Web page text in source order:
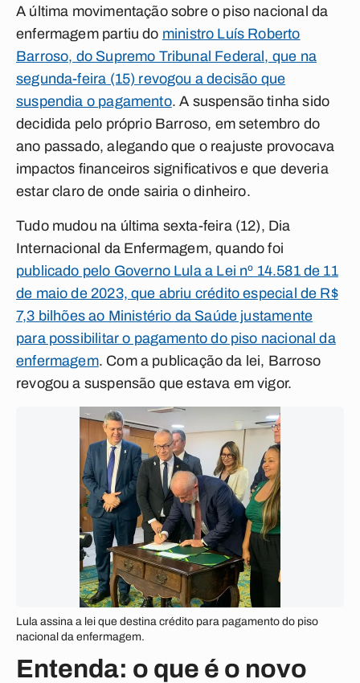
A última movimentação sobre o piso nacional da
enfermagem partiu do ministro Luís Roberto
Barroso, do Supremo Tribunal Federal, que na
segunda-feira (15) revogou a decisão que
suspendia o pagamento. A suspensão tinha sido
decidida pelo próprio Barroso, em setembro do
ano passado, alegando que o reajuste provocava
impactos financeiros significativos e que deveria
estar claro de onde sairia o dinheiro.
Tudo mudou na última sexta-feira (12), Dia
Internacional da Enfermagem, quando foi
publicado pelo Governo Lula a Lei nº 14.581 de 11
de maio de 2023, que abriu crédito especial de R$
7,3 bilhões ao Ministério da Saúde justamente
para possibilitar o pagamento do piso nacional da
enfermagem. Com a publicação da lei, Barroso
revogou a suspensão que estava em vigor.
Lula assina a lei que destina crédito para pagamento do piso
nacional da enfermagem.
Entenda: o que é o novo